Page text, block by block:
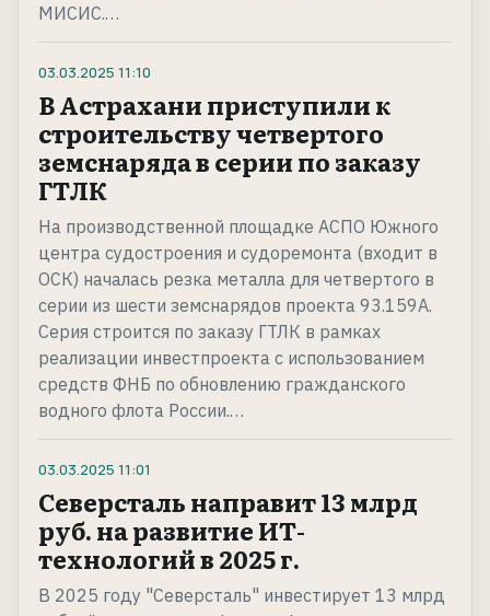
МИСИС.…
03.03.2025 11:10
В Астрахани приступили к
строительству четвертого
земснаряда в серии по заказу
ГТЛК
На производственной площадке АСПО Южного
центра судостроения и судоремонта (входит в
ОСК) началась резка металла для четвертого в
серии из шести земснарядов проекта 93.159А.
Серия строится по заказу ГТЛК в рамках
реализации инвестпроекта с использованием
средств ФНБ по обновлению гражданского
водного флота России.…
03.03.2025 11:01
Северсталь направит 13 млрд
руб. на развитие ИТ-
технологий в 2025 г.
В 2025 году "Северсталь" инвестирует 13 млрд